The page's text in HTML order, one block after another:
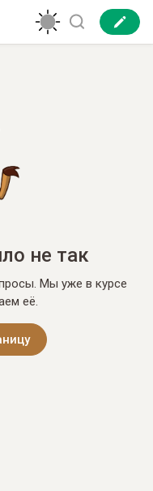
не так
Мы уже в курсе
её.